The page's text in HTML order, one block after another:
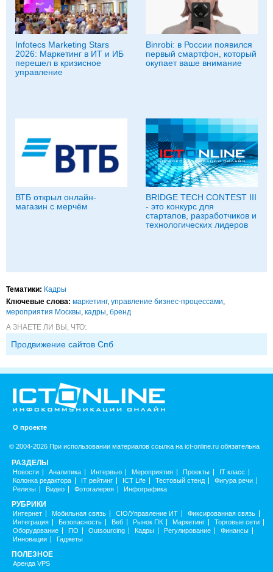
Infotecs Marketing Stars
2026: Маркетинг в ИТ и ИБ
перешел в кризисное
управление
Binrobi: в России появился
первый смартфон, который
окупает ваше внимание
ВТБ открыл онлайн-
магазин с мерчём
BRIDGE TECH CONTEST III
- это конкурс для
стартапов, разработчиков и
технологических лидеров
Тематики: Кадры
Ключевые слова: маркетинг, управление бизнес-процессами
мероприятия Москвы кадры бренд
А ЗНАЕТЕ ЛИ ВЫ, ЧТО:
Продвижение сайтов Спб
О проекте
© 2004-2026 При использовании материалов ссылка на ict-online.ru обязательна
РАЗДЕЛЫ
Новости Аналитика Интервью Мероприятия Проекты
IT класс
Колонка редактора
IT рейтинг ICT Life Тестовый стенд
Фигура речи
Релизы
Видео Фотогалерея Инфографика
РУБРИКИ
Интернет Мобильная связь CIO/Управление ИТ
Фиксированная связь
Интеграция
Безопасность Веб Рынок ПК Маркетинг
Торговые сети
Оборудование
ПО Outsourcing Кадры Регулирование
Финансы
Инновации
Гаджеты
ПОЛЕЗНОЕ
Аренда VPS